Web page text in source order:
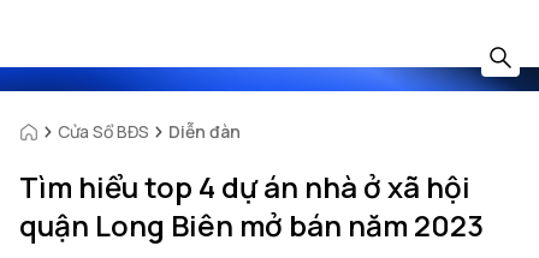
Cửa Sổ BĐS Diễn đàn
Tìm hiểu top 4 dự án nhà ở xã hội
quận Long Biên mở bán năm 2023